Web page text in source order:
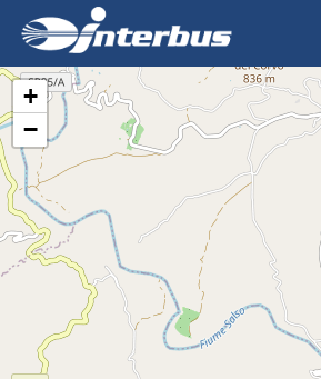
Hit enter to search or ESC to close
+
−